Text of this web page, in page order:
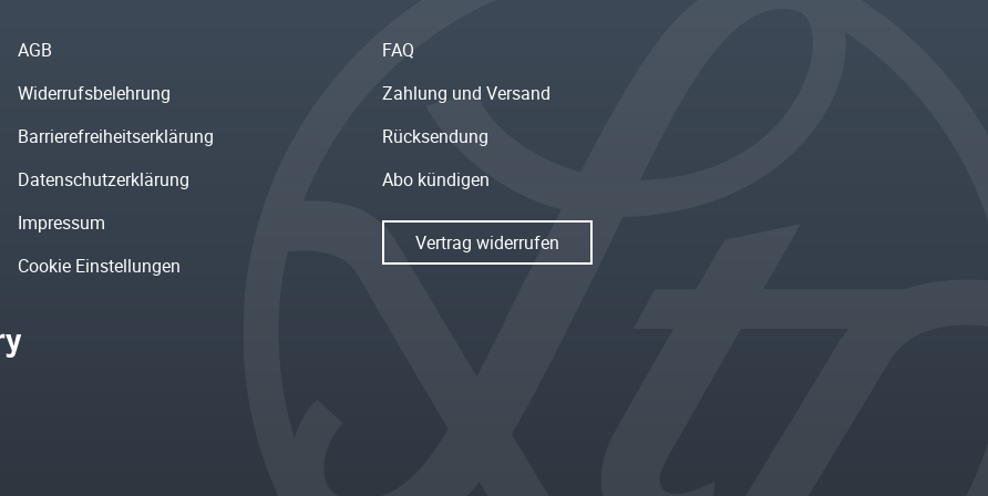
AGB
Widerrufsbelehrung
Barrierefreiheitserklärung
Datenschutzerklärung
Impressum
Cookie Einstellungen
FAQ
Zahlung und Versand
Rücksendung
Abo kündigen
Vertrag widerrufen